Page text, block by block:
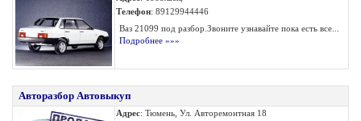
Телефон: 89129944446
Ваз 21099 под разбор.Звоните узнавайте пока есть все...
Подробнее »»»
Авторазбор Автовыкуп
Адрес: Тюмень, Ул. Авторемонтная 18